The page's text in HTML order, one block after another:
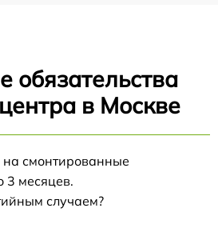
обязательства
в Москве
на смонтированные
месяцев.
случаем?